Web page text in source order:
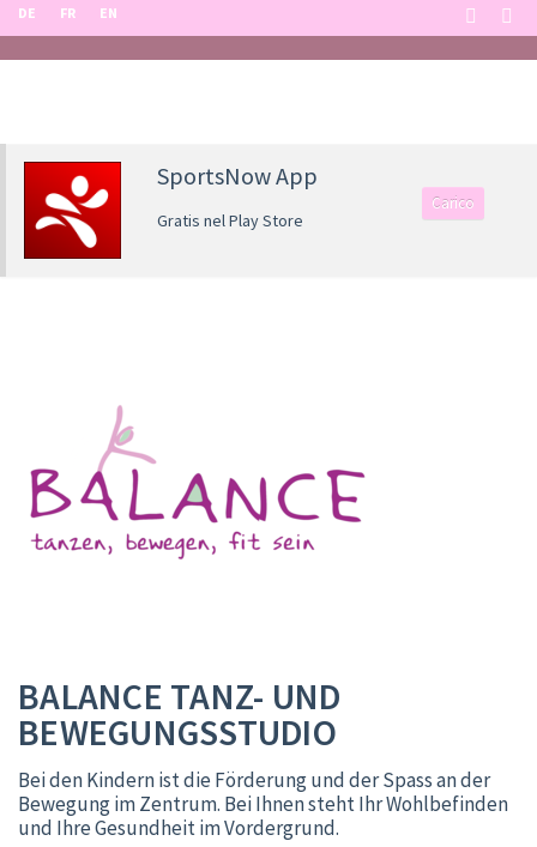
DE FR EN
SportsNow App
Gratis nel Play Store
Carico
BALANCE TANZ- UND
BEWEGUNGSSTUDIO
Bei den Kindern ist die Förderung und der Spass an der
Bewegung im Zentrum. Bei Ihnen steht Ihr Wohlbefinden
und Ihre Gesundheit im Vordergrund.